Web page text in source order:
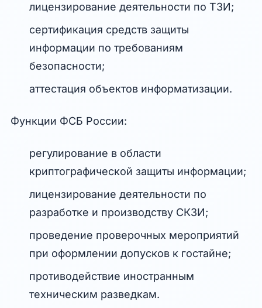
лицензирование деятельности по ТЗИ;
сертификация средств защиты
информации по требованиям
безопасности;
аттестация объектов информатизации.
Функции ФСБ России:
регулирование в области
криптографической защиты информации;
лицензирование деятельности по
разработке и производству СКЗИ;
проведение проверочных мероприятий
при оформлении допусков к гостайне;
противодействие иностранным
техническим разведкам.